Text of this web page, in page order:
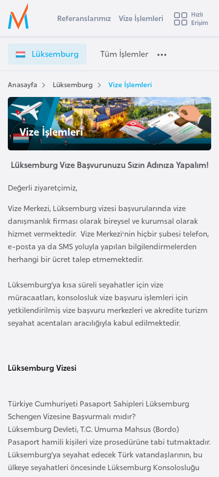
Ülke Seçimi
Başvuru yapmak istediğiniz ülkeyi seçin
Üye
Girişi
ü
s
e
m
b
u
g
V
i
z
İ
l
e
m
l
e
i
e
i
ş
i
Referanslarımız Vize İşlemleri
Hızlı
Erişim
Lüksemburg Tüm İşlemler
Anasayfa Lüksemburg Vize İşlemleri
Vize İşlemleri
Lüksemburg Vize Başvurunuzu Sizin Adınıza Yapalım!
Değerli ziyaretçimiz,
Vize Merkezi, Lüksemburg vizesi başvurularında vize
danışmanlık firması olarak bireysel ve kurumsal olarak
hizmet vermektedir. Vize Merkezi'nin hiçbir şubesi telefon,
e-posta ya da SMS yoluyla yapılan bilgilendirmelerden
herhangi bir ücret talep etmemektedir.
Lüksemburg’ya kısa süreli seyahatler için vize
müracaatları, konsolosluk vize başvuru işlemleri için
yetkilendirilmiş vize başvuru merkezleri ve akredite turizm
seyahat acentaları aracılığıyla kabul edilmektedir.
Lüksemburg Vizesi
Türkiye Cumhuriyeti Pasaport Sahipleri Lüksemburg
Schengen Vizesine Başvurmalı mıdır?
Lüksemburg Devleti, T.C. Umuma Mahsus (Bordo)
Pasaport hamili kişileri vize prosedürüne tabi tutmaktadır.
Lüksemburg’ya seyahat edecek Türk vatandaşlarının, bu
ülkeye seyahatleri öncesinde Lüksemburg Konsolosluğu
s
t
r
a
A
v
u
s
u
y
a
A
z
r
b
a
y
n
a
h
r
e
y
n